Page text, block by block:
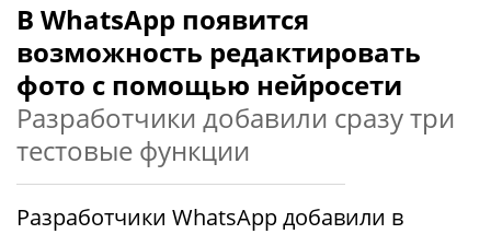
В WhatsApp появится
возможность редактировать
фото с помощью нейросети
Разработчики добавили сразу три
тестовые функции
Разработчики WhatsApp добавили в